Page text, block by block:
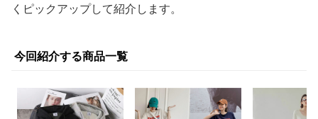
くピックアップして紹介します。
今回紹介する商品一覧